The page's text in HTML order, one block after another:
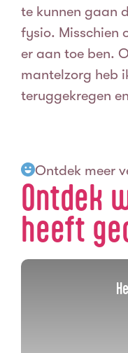
te kunnen gaan
fysio. Misschien
er aan toe ben.
mantelzorg heb
teruggekregen
Ontdek meer
Ontdek
heeft